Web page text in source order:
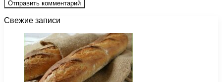
Свежие записи